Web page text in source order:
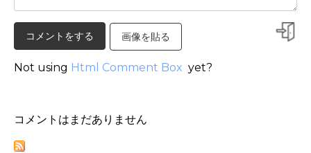
画像を貼る
Not using Html Comment Box yet?
コメントはまだありません